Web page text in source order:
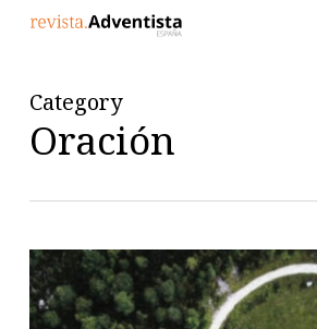
contentCategory
Oración